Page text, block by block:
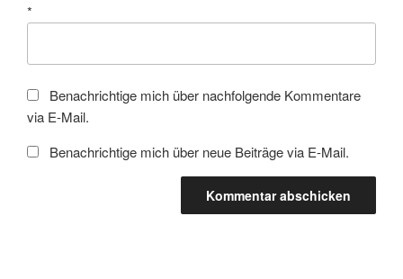
*
Benachrichtige mich über nachfolgende Kommentare
via E-Mail.
Benachrichtige mich über neue Beiträge via E-Mail.